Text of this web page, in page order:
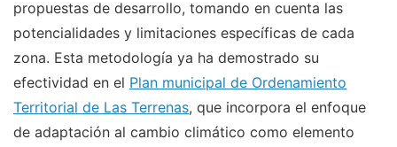
propuestas de desarrollo, tomando en cuenta las
potencialidades y limitaciones específicas de cada
zona. Esta metodología ya ha demostrado su
efectividad en el Plan municipal de Ordenamiento
Territorial de Las Terrenas, que incorpora el enfoque
de adaptación al cambio climático como elemento